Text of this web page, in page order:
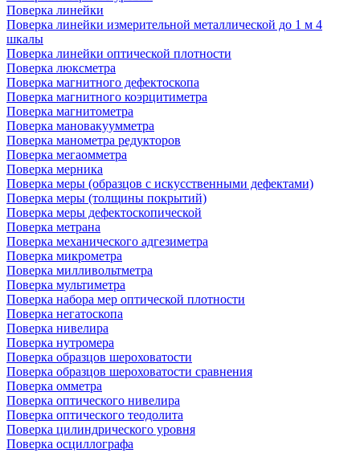
Поверка линейки
Поверка линейки измерительной металлической до 1 м 4
шкалы
Поверка линейки оптической плотности
Поверка люксметра
Поверка магнитного дефектоскопа
Поверка магнитного коэрцитиметра
Поверка магнитометра
Поверка мановакуумметра
Поверка манометра редукторов
Поверка мегаомметра
Поверка мерника
Поверка меры (образцов с искусственными дефектами)
Поверка меры (толщины покрытий)
Поверка меры дефектоскопической
Поверка метрана
Поверка механического адгезиметра
Поверка микрометра
Поверка милливольтметра
Поверка мультиметра
Поверка набора мер оптической плотности
Поверка негатоскопа
Поверка нивелира
Поверка нутромера
Поверка образцов шероховатости
Поверка образцов шероховатости сравнения
Поверка омметра
Поверка оптического нивелира
Поверка оптического теодолита
Поверка цилиндрического уровня
Поверка осциллографа